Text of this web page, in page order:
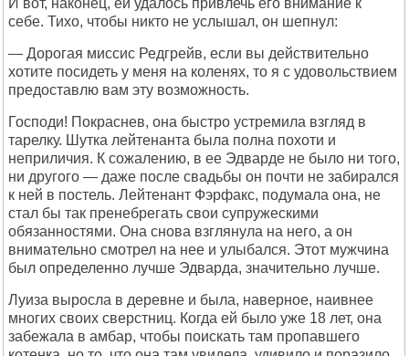
И вот, наконец, ей удалось привлечь его внимание к
себе. Тихо, чтобы никто не услышал, он шепнул:
— Дорогая миссис Редгрейв, если вы действительно
хотите посидеть у меня на коленях, то я с удовольствием
предоставлю вам эту возможность.
Господи! Покраснев, она быстро устремила взгляд в
тарелку. Шутка лейтенанта была полна похоти и
неприличия. К сожалению, в ее Эдварде не было ни того,
ни другого — даже после свадьбы он почти не забирался
к ней в постель. Лейтенант Фэрфакс, подумала она, не
стал бы так пренебрегать свои супружескими
обязанностями. Она снова взглянула на него, а он
внимательно смотрел на нее и улыбался. Этот мужчина
был определенно лучше Эдварда, значительно лучше.
Луиза выросла в деревне и была, наверное, наивнее
многих своих сверстниц. Когда ей было уже 18 лет, она
забежала в амбар, чтобы поискать там пропавшего